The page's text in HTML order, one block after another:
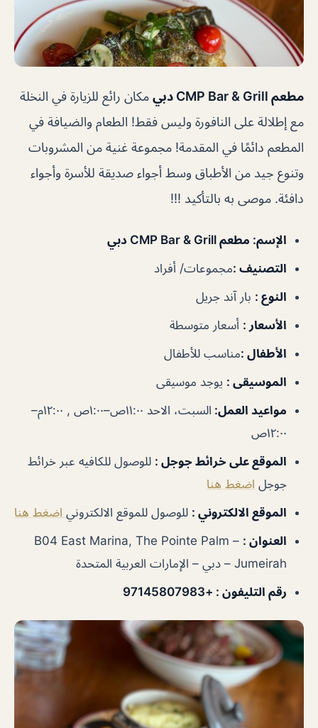
مطعم CMP Bar & Grill دبي
مكان رائع للزيارة في النخلة
مع إطلالة على النافورة وليس فقط! الطعام والضيافة في
المطعم دائمًا في المقدمة! مجموعة غنية من المشروبات
وتنوع جيد من الأطباق وسط أجواء صديقة للأسرة وأجواء
دافئة. موصى به بالتأكيد !!!
الإسم: مطعم CMP Bar & Grill دبي
التصنيف :مجموعات/ أفراد
النوع : بار آند جريل
الأسعار : أسعار متوسطة
الأطفال :مناسب للأطفال
الموسيقى : يوجد موسيقى
مواعيد العمل:
السبت، الاحد ١١:٠٠ص–١:٠٠ص , ١٢:٠٠م–
١٢:٠٠ص
الموقع على خرائط جوجل : للوصول للكافيه عبر خرائط
جوجل اضغط هنا
الموقع الالكتروني : للوصول للموقع الالكتروني اضغط هنا
العنوان : B04 East Marina, The Pointe Palm –
Jumeirah – دبي – الإمارات العربية المتحدة
رقم التليفون : +97145807983